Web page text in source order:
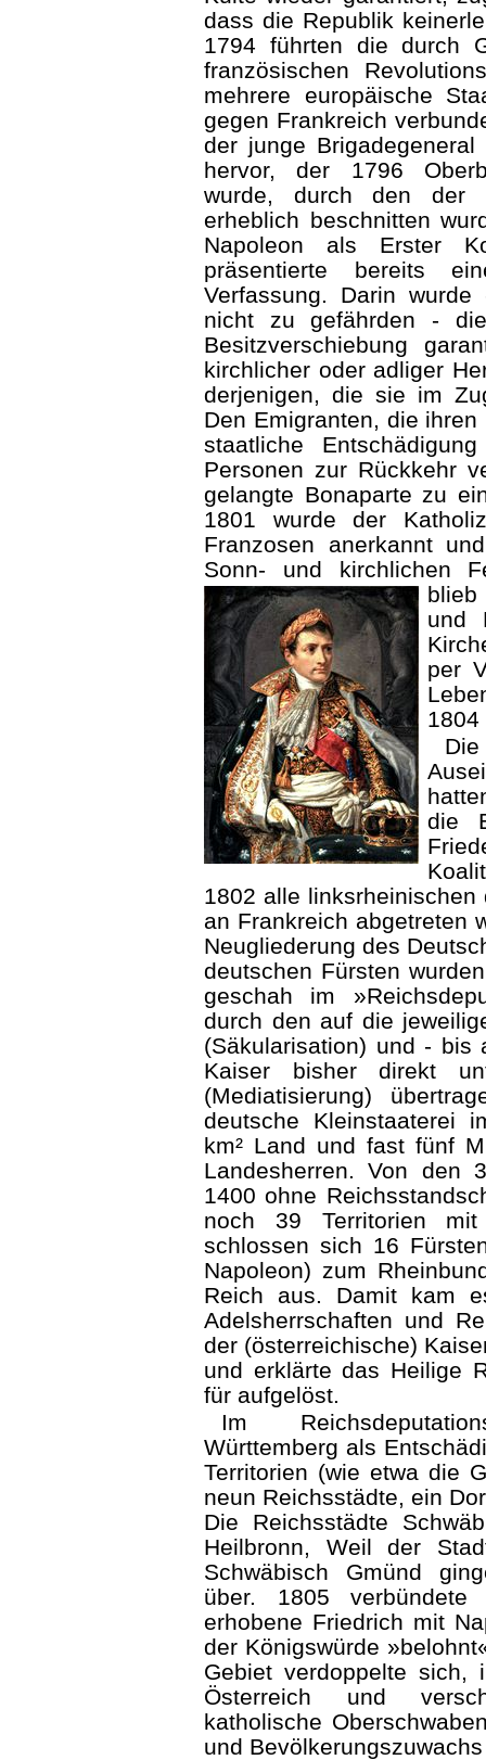
dass die Republik
1794 führten die durch
französischen
mehrere europäische
gegen Frankreich
der junge Brigadegeneral
hervor, der 1796
wurde, durch den der
erheblich beschnitten
Napoleon als Erster
präsentierte bereits
Verfassung. Darin
nicht zu gefährden -
Besitzverschiebung
kirchlicher oder adliger
derjenigen, die sie im
Den Emigranten, die
staatliche
Personen zur Rückkehr
gelangte Bonaparte zu
1801 wurde der
Franzosen anerkannt
Sonn- und kirchlichen
und
per
1804
die
1802 alle
an Frankreich abgetreten
Neugliederung des
deutschen Fürsten
geschah im
durch den auf die
(Säkularisation) und - bis
Kaiser bisher direkt
(Mediatisierung)
deutsche Kleinstaaterei
km² Land und fast fünf
Landesherren. Von den
1400 ohne
noch 39 Territorien mit
schlossen sich 16
Napoleon) zum
Reich aus. Damit kam
Adelsherrschaften und
der (österreichische)
und erklärte das Heilige
für aufgelöst.
Im
Württemberg als
Territorien (wie etwa die
neun Reichs­städte, ein
Die Reichsstädte
Heilbronn, Weil der
Schwäbisch Gmünd
über. 1805
erhobene Friedrich mit
der Königswürde
Gebiet verdoppelte sich,
Österreich und
katholische
und